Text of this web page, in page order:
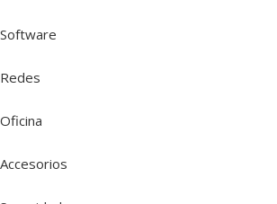
Software
Redes
Oficina
Accesorios